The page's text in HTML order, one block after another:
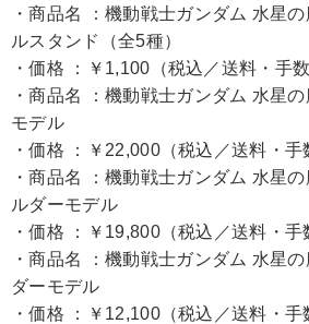
・商品名 ：機動戦士ガンダム 水星
ルスタンド（全5種）
・価格 ：￥1,100（税込／送料・手数
・商品名 ：機動戦士ガンダム 水星
モデル
・価格 ：￥22,000（税込／送料・手
・商品名 ：機動戦士ガンダム 水星
ルダーモデル
・価格 ：￥19,800（税込／送料・手
・商品名 ：機動戦士ガンダム 水星
ダーモデル
・価格 ：￥12,100（税込／送料・手